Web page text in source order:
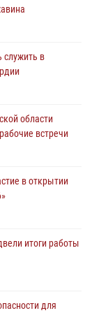
«горячую
детям из летнего
телевидение.
призывники
служить в
области
встречи
в открытии
итоги работы
для